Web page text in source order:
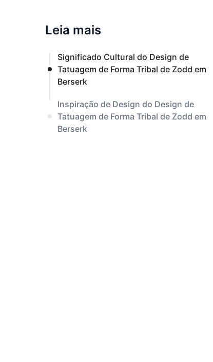
Leia mais
Significado Cultural do Design de
Tatuagem de Forma Tribal de Zodd em
Berserk
Inspiração de Design do Design de
Tatuagem de Forma Tribal de Zodd em
Berserk